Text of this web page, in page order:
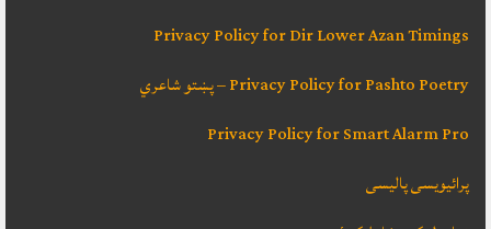
Privacy Policy for Dir Lower Azan Timings
Privacy Policy for Pashto Poetry – پښتو شاعري
Privacy Policy for Smart Alarm Pro
پرائیویسی پالیسی